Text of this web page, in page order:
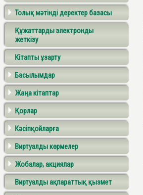
Толық мәтінді деректер базасы
Құжаттарды электронды
жеткізу
Кітапты ұзарту
Басылымдар
Жаңа кітаптар
Қорлар
Кәсіпқойларға
Виртуалды көрмелер
Жобалар, акциялар
Виртуалды ақпараттық қызмет